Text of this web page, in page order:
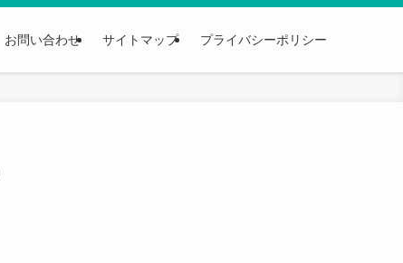
お問い合わせ サイトマップ プライバシーポリシー